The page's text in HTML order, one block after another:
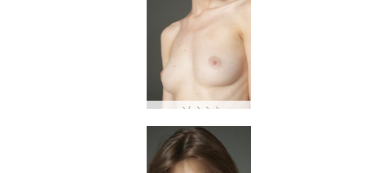
कोई मोलोको